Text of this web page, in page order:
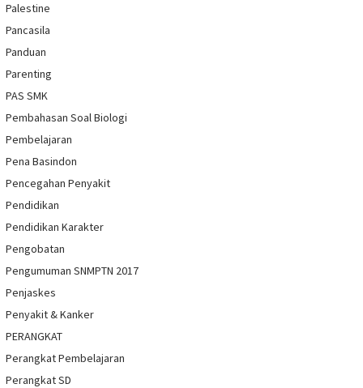
Palestine
Pancasila
Panduan
Parenting
PAS SMK
Pembahasan Soal Biologi
Pembelajaran
Pena Basindon
Pencegahan Penyakit
Pendidikan
Pendidikan Karakter
Pengobatan
Pengumuman SNMPTN 2017
Penjaskes
Penyakit & Kanker
PERANGKAT
Perangkat Pembelajaran
Perangkat SD